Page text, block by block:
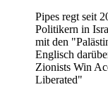
Pipes regt seit
Politikern in
mit den
Englisch
Zionists Win
Liberated"